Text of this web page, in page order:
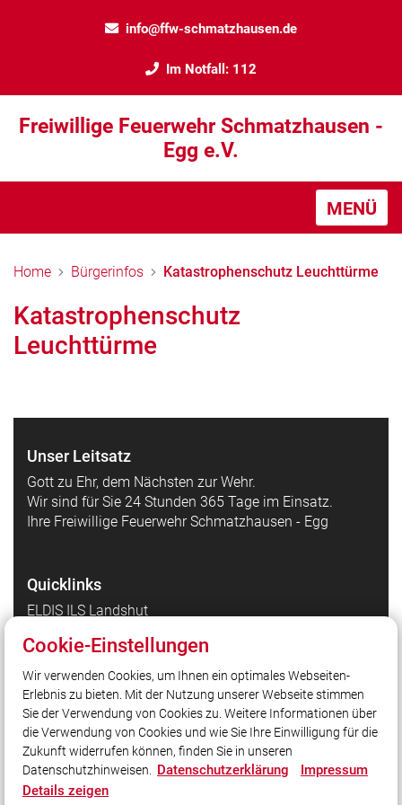
info@ffw-schmatzhausen.de
Im Notfall: 112
Freiwillige Feuerwehr Schmatzhausen -
Egg e.V.
MENÜ
Home Bürgerinfos Katastrophenschutz Leuchttürme
Katastrophenschutz
Leuchttürme
Unser Leitsatz
Gott zu Ehr, dem Nächsten zur Wehr.
Wir sind für Sie 24 Stunden 365 Tage im Einsatz.
Ihre Freiwillige Feuerwehr Schmatzhausen - Egg
Quicklinks
ELDIS ILS Landshut
DIVERA
FLORI
THLProtect.de
Social Media
Auch unterwegs immer auf dem Laufenden bleiben?
Cookie-Einstellungen
Wir verwenden Cookies, um Ihnen ein optimales Webseiten-
Erlebnis zu bieten. Mit der Nutzung unserer Webseite stimmen
Sie der Verwendung von Cookies zu. Weitere Informationen über
die Verwendung von Cookies und wie Sie Ihre Einwilligung für die
Zukunft widerrufen können, finden Sie in unseren
Datenschutzhinweisen. Datenschutzerklärung
Impressum
Details zeigen